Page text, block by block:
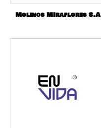
Molinos MIraflores S.A